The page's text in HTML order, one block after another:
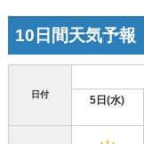
10日間天気予報
日付 5日(水)